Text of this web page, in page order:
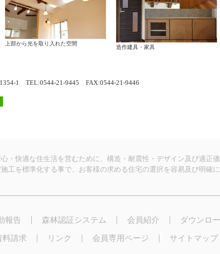
上部から光を取り入れた空間
造作建具・家具
1 TEL:0544-21-9445 FAX:0544-21-9446
・快適な住生活を営むために、構造・耐震性・デザイン及び適正
工を標準化する事で、お客様の求める住宅の選択を容易及び明確
報告 森林認証システム 会員紹介 ダウンロ
料請求 リンク 会員専用ページ サイトマップ